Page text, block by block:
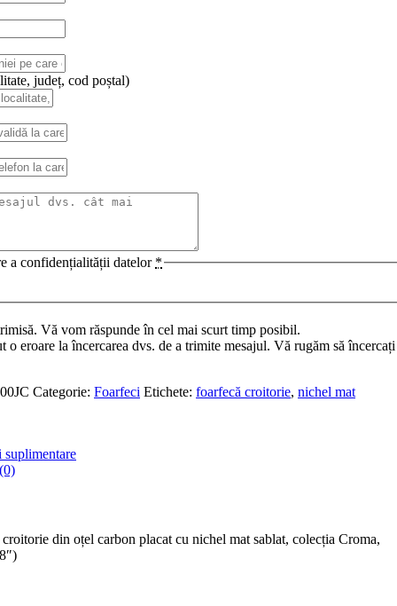
județ, cod poștal)
a confidențialității datelor *
Vă vom răspunde în cel mai scurt timp posibil.
o eroare la încercarea dvs. de a trimite mesajul. Vă rugăm să încercați
Categorie: Foarfeci Etichete: foarfecă croitorie, nichel mat
din oțel carbon placat cu nichel mat sablat, colecția Croma,